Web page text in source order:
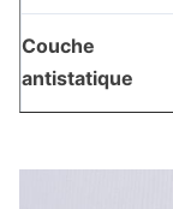
Couche
antistatique